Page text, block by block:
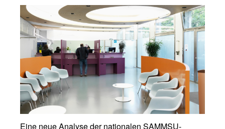
Eine neue Analyse der nationalen SAMMSU-